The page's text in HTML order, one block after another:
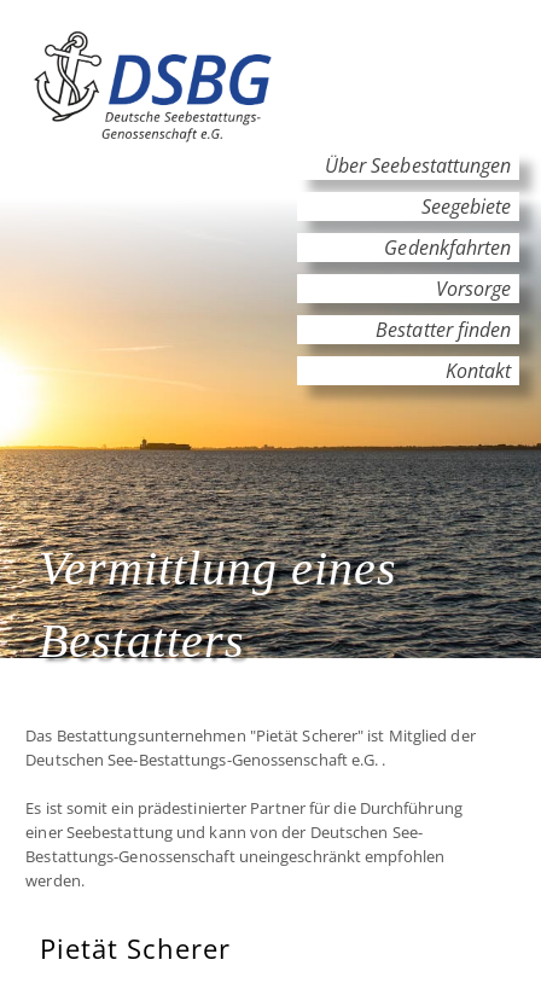
Hauptinhalt
Hauptnavigation
Über Seebestattungen
Seegebiete
Gedenkfahrten
Vorsorge
Bestatter finden
Kontakt
Vermittlung eines
Bestatters
Das Bestattungsunternehmen "Pietät Scherer" ist Mitglied der
Deutschen See-Bestattungs-Genossenschaft e.G. .
Es ist somit ein prädestinierter Partner für die Durchführung
einer Seebestattung und kann von der Deutschen See-
Bestattungs-Genossenschaft uneingeschränkt empfohlen
werden.
Pietät Scherer